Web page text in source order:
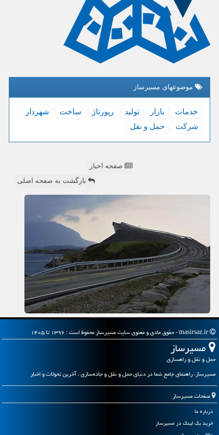
موضوعهای مسیرساز
خدمات بازار تولید رپورتاژ ساخت
شهردار
شركت
حمل و نقل
صفحه اخبار
بازگشت به صفحه اصلی
مسیرساز
حمل و نقل و راهسازی
مسیرساز، راهنمای جامع شما در دنیای حمل و نقل و جاده‌سازی ، آخرین تحولات و اخبار
صفحات مسیرساز
درباره ما
خرید بک لینک در مسیرساز